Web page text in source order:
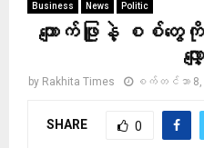
Business News Politic
ကျောက်ဖြူနဲ့ စစ်တွေကို
လျှ
by Rakhita Times စက်တင်ဘာ 8,
SHARE 0